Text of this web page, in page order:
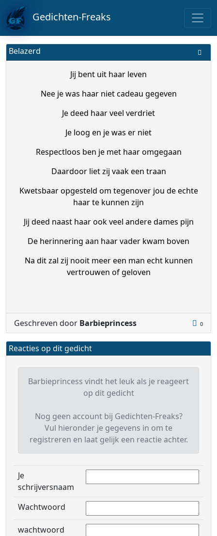
Gedichten-Freaks
Belazerd
Jij bent uit haar leven
Nee je was haar niet cadeau gegeven
Je deed haar veel verdriet
Je loog en je was er niet
Respectloos ben je met haar omgegaan
Daardoor liet zij vaak een traan
Kwetsbaar opgesteld om tegenover jou de echte
haar te kunnen zijn
Jij deed naast haar ook veel andere dames pijn
De herinnering aan haar vader kwam boven
Na dit zal zij nooit meer een man echt kunnen
vertrouwen of geloven
Geschreven door Barbieprincess 0
Reacties op dit gedicht
Barbieprincess vindt het leuk als je reageert
op dit gedicht
Nog geen account bij Gedichten-Freaks?
Vul hieronder je gegevens in om te
registreren en laat gelijk een reactie achter.
Je
schrijversnaam
Wachtwoord
wachtwoord